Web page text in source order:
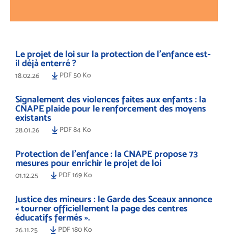
Le projet de loi sur la protection de l’enfance est-
il déjà enterré ?
18.02.26 PDF 50 Ko
Signalement des violences faites aux enfants : la
CNAPE plaide pour le renforcement des moyens
existants
28.01.26 PDF 84 Ko
Protection de l’enfance : la CNAPE propose 73
mesures pour enrichir le projet de loi
01.12.25 PDF 169 Ko
Justice des mineurs : le Garde des Sceaux annonce
« tourner officiellement la page des centres
éducatifs fermés ».
26.11.25 PDF 180 Ko